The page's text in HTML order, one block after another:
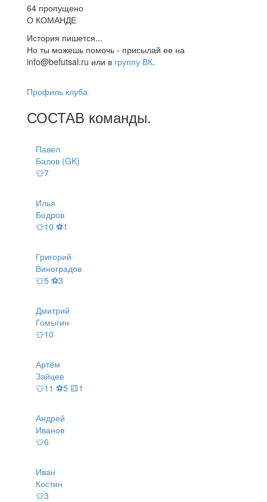
64 пропущено
О КОМАНДЕ
История пишется...
Но ты можешь помочь - присылай ее на
info@befutsal.ru или в группу ВК.
Профиль клуба
СОСТАВ команды.
Павел
Балов (GK)
👕7
Илья
Бодров
👕10 ⚽1
Григорий
Виноградов
👕5 ⚽3
Дмитрий
Гомыгин
👕10
Артём
Зайцев
👕11 ⚽5 🟨1
Андрей
Иванов
👕6
Иван
Костин
👕3